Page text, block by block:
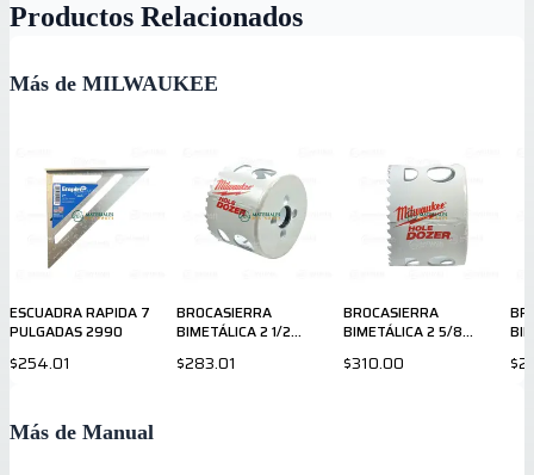
Productos Relacionados
Más de MILWAUKEE
ESCUADRA RAPIDA 7
PULGADAS 2990
$254.01
BROCASIERRA
BIMETÁLICA 2 1/2
$283.01
BROCASIERRA
BIMETÁLICA 2 5/8
$310.00
Más de Manual